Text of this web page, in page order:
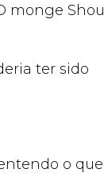
monge Shou
ter sido
o que